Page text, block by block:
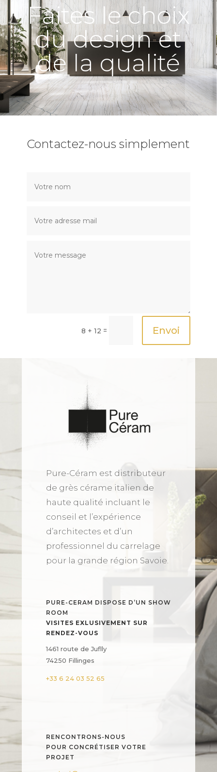
Faites le choix
du design et
de la qualité
Contactez-nous simplement
8 + 12 = Envoi
Pure-Céram est distributeur
de grès cérame italien de
haute qualité incluant le
conseil et l’expérience
d’architectes et d’un
professionnel du carrelage
pour la grande région Savoie.
PURE-CERAM DISPOSE D’UN SHOW
ROOM
VISITES EXLUSIVEMENT SUR
RENDEZ-VOUS
1461 route de Juflly
74250 Fillinges
+33 6 24 03 52 65
RENCONTRONS-NOUS
POUR CONCRÉTISER VOTRE
PROJET